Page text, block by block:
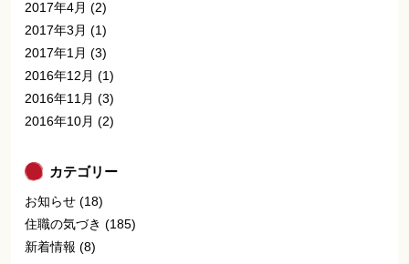
2017年4月 (2)
2017年3月 (1)
2017年1月 (3)
2016年12月 (1)
2016年11月 (3)
2016年10月 (2)
カテゴリー
お知らせ (18)
住職の気づき (185)
新着情報 (8)